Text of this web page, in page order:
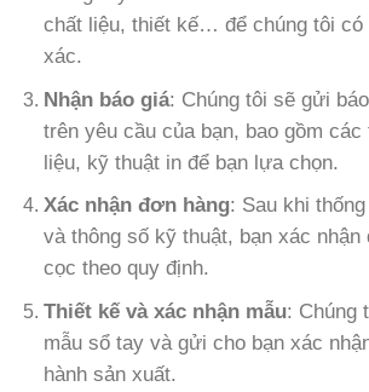
chất liệu, thiết kế… để chúng tôi có
xác.
Nhận báo giá: Chúng tôi sẽ gửi
trên yêu cầu của bạn, bao gồm
liệu, kỹ thuật in để bạn lựa chọn.
Xác nhận đơn hàng: Sau khi
và thông số kỹ thuật, bạn xác nhận
cọc theo quy định.
Thiết kế và xác nhận mẫu: Chúng
mẫu sổ tay và gửi cho bạn xác
hành sản xuất.